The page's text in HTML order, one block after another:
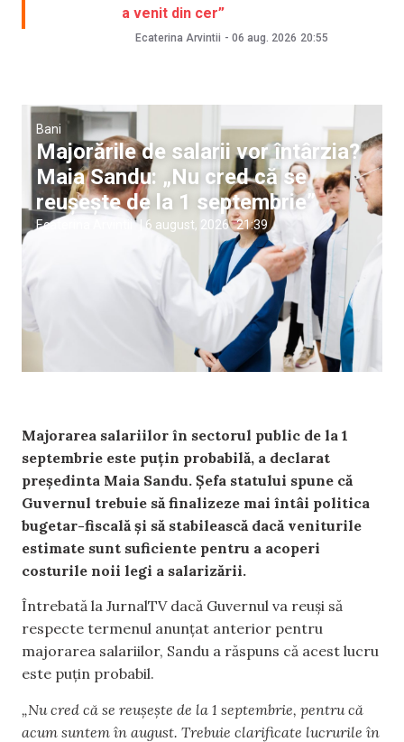
a venit din cer”
Ecaterina Arvintii - 06 aug. 2026 20:55
Bani
Majorările de salarii vor întârzia?
Maia Sandu: „Nu cred că se
reușește de la 1 septembrie”
Ecaterina Arvintii 6 august, 2026 21:39
Majorarea salariilor în sectorul public de la 1
septembrie este puțin probabilă, a declarat
președinta Maia Sandu. Șefa statului spune că
Guvernul trebuie să finalizeze mai întâi politica
bugetar-fiscală și să stabilească dacă veniturile
estimate sunt suficiente pentru a acoperi
costurile noii legi a salarizării.
Întrebată la JurnalTV dacă Guvernul va reuși să
respecte termenul anunțat anterior pentru
majorarea salariilor, Sandu a răspuns că acest lucru
este puțin probabil.
„Nu cred că se reușește de la 1 septembrie, pentru că
acum suntem în august. Trebuie clarificate lucrurile în